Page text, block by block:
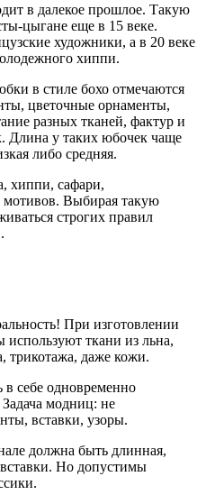
в далекое прошлое. Такую
цыгане еще в 15 веке.
художники, а в 20 веке
хиппи.
в стиле бохо отмечаются
цветочные орнаменты,
разных тканей, фактур и
Длина у таких юбочек чаще
либо средняя.
хиппи, сафари,
мотивов. Выбирая такую
строгих правил
При изготовлении
ткани из льна,
трикотажа, даже кожи.
в себе одновременно
Задача модниц: не
вставки, узоры.
должна быть длинная,
Но допустимы